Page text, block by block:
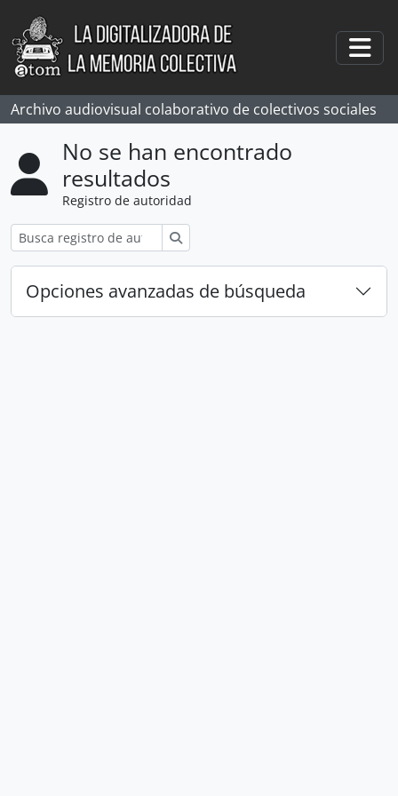
Skip to main content
Archivo audiovisual colaborativo de colectivos sociales
No se han encontrado
resultados
Registro de autoridad
Opciones avanzadas de búsqueda